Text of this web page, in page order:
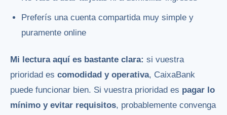
Preferís una cuenta compartida muy simple y
puramente online
Mi lectura aquí es bastante clara: si vuestra
prioridad es comodidad y operativa, CaixaBank
puede funcionar bien. Si vuestra prioridad es pagar lo
mínimo y evitar requisitos, probablemente convenga